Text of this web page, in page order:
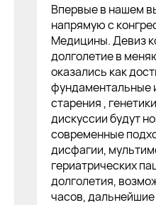
Впервые в нашем
напрямую с
Медицины. Девиз
долголетие в
оказались как
фундаментальные
старения ,
дискуссии будут
современные
дисфагии,
гериатрических
долголетия,
часов, дальнейшие